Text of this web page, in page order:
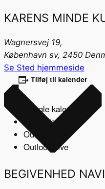
KARENS MINDE
Wagnersvej 19,
København sv, 2450
Se Sted hjemmeside
Tilføj til kalender
Google kalender
iCalendar
Outlook 365
Outlook Live
BEGIVENHED